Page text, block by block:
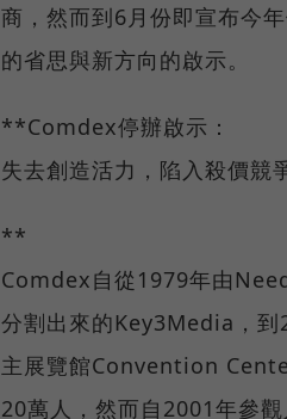
商，然而到6月份即宣布今
的省思與新方向的啟示。
**Comdex停辦啟示：
失去創造活力，陷入殺價競
**
Comdex自從1979年由
分割出來的Key3Media，
主展覽館Convention
20萬人，然而自2001年參